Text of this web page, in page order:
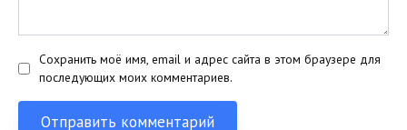
Сохранить моё имя, email и адрес сайта в этом браузере для
последующих моих комментариев.